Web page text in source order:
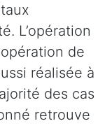
L’opération
de
réalisée à
des cas
retrouve